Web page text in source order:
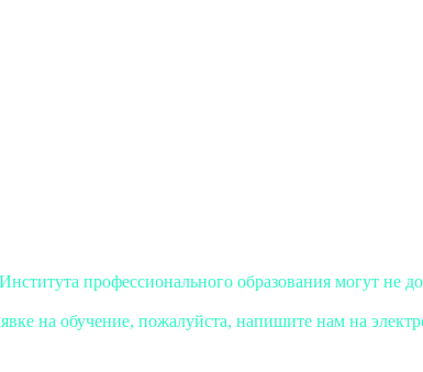
профессионального образования могут не
на обучение, пожалуйста, напишите нам на